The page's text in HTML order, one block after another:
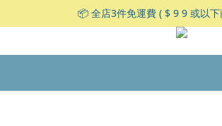
📦 全店3件免運費 ( $ 9 9 或以